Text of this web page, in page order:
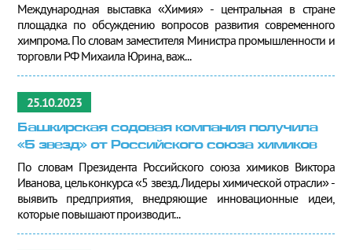
Международная выставка «Химия» - центральная в стране
площадка по обсуждению вопросов развития современного
химпрома. По словам заместителя Министра промышленности и
торговли РФ Михаила Юрина, важ...
25.10.2023
Башкирская содовая компания получила
«5 звезд» от Российского союза химиков
По словам Президента Российского союза химиков Виктора
Иванова, цель конкурса «5 звезд. Лидеры химической отрасли» -
выявить предприятия, внедряющие инновационные идеи,
которые повышают производит...